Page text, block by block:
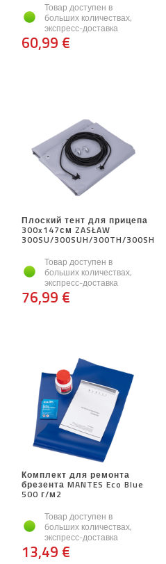
Товар доступен в
больших количествах,
экспресс-доставка
60,99 €
Плоский тент для прицепа
300x147см ZASŁAW
300SU/300SUH/300TH/300SH
Товар доступен в
больших количествах,
экспресс-доставка
76,99 €
Комплект для ремонта
брезента MANTES Eco Blue
500 г/м2
Товар доступен в
больших количествах,
экспресс-доставка
13,49 €